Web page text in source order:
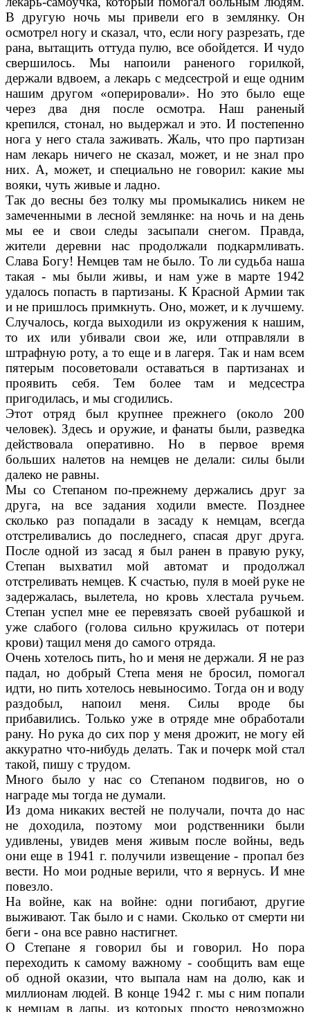
В другую ночь мы привели его в землян­ку. Он
осмотрел ногу и сказал, что, если ногу разрезать, где
рана, вытащить оттуда пулю, все обойдется. И чудо
свершилось. Мы напо­или раненого горилкой,
держали вдвоем, а лекарь с медсестрой и еще одним
нашим дру­гом «оперировали». Но это было еще
через два дня после осмотра. Наш раненый
крепился, сто­нал, но выдержал и это. И постепенно
нога у него стала заживать. Жаль, что про партизан
нам лекарь ничего не сказал, может, и не знал про
них. А, может, и специально не говорил: какие мы
вояки, чуть живые и ладно.
Так до весны без толку мы промыкались ни­кем не
замеченными в лесной землянке: на ночь и на день
мы ее и свои следы засыпали снегом. Правда,
жители деревни нас продол­жали подкармливать.
Слава Богу! Немцев там не было. То ли судьба наша
такая - мы были живы, и нам уже в марте 1942
удалось попасть в партизаны. К Красной Армии так
и не при­шлось примкнуть. Оно, может, и к лучшему.
Случалось, когда выходили из окружения к на­шим,
то их или убивали свои же, или отправля­ли в
штрафную роту, а то еще и в лагеря. Так и нам всем
пятерым посоветовали оставаться в партизанах и
проявить себя. Тем более там и медсестра
пригодилась, и мы сгодились.
Этот отряд был крупнее прежнего (около 200
человек). Здесь и оружие, и фанаты были, разведка
действовала оперативно. Но в первое время
больших налетов на немцев не делали: силы были
далеко не равны.
Мы со Степаном по-прежнему держались друг за
друга, на все задания ходили вместе. Позднее
сколько раз попадали в засаду к нем­цам, всегда
отстреливались до последнего, спасая друг друга.
После одной из засад я был ранен в правую руку,
Степан выхватил мой автомат и продолжал
отстреливать немцев. К счастью, пуля в моей руке не
задержалась, вылетела, но кровь хлестала ручьем.
Степан успел мне ее перевязать своей рубашкой и
уже слабого (голова сильно кружилась от потери
крови) тащил меня до самого отряда.
Очень хотелось пить, ho и меня не держали. Я не раз
падал, но добрый Степа меня не бро­сил, помогал
идти, но пить хотелось невыно­симо. Тогда он и воду
раздобыл, напоил меня. Силы вроде бы
прибавились. Только уже в от­ряде мне обработали
рану. Но рука до сих пор у меня дрожит, не могу ей
аккуратно что-нибудь делать. Так и почерк мой стал
такой, пишу с трудом.
Много было у нас со Степаном подвигов, но о
награде мы тогда не думали.
Из дома никаких вестей не получали, почта до нас
не доходила, поэтому мои родственни­ки были
удивлены, увидев меня живым после войны, ведь
они еще в 1941 г. получили изве­щение - пропал без
вести. Но мои родные ве­рили, что я вернусь. И мне
повезло.
На войне, как на войне: одни погибают, другие
выживают. Так было и с нами. Сколько от смерти ни
беги - она все равно на­стигнет.
О Степане я говорил бы и говорил. Но пора
переходить к самому важному - сообщить вам еще
об одной оказии, что выпала нам на долю, как и
миллионам людей. В конце 1942 г. мы с ним попали
к немцам в лапы, из которых просто невозможно